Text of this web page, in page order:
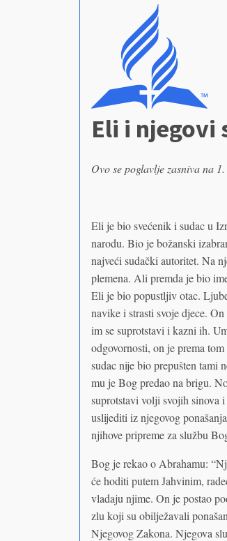
Eli i njegovi
Ovo se poglavlje zasniva na
Eli je bio svećenik i sudac u
narodu. Bio je božanski
najveći sudački autoritet. Na
plemena. Ali premda je bio
Eli je bio popustljiv otac.
navike i strasti svoje djece.
im se suprotstavi i kazni ih.
odgovornosti, on je prema
sudac nije bio prepušten tami
mu je Bog predao na brigu.
suprotstavi volji svojih sinova
uslijediti iz njegovog
njihove pripreme za službu
Bog je rekao o Abrahamu:
će hoditi putem Jahvinim,
vladaju njime. On je postao
zlu koji su obilježavali
Njegovog Zakona. Njegova